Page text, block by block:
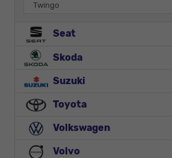
Twingo
Seat
Skoda
Suzuki
Toyota
Volkswagen
Volvo